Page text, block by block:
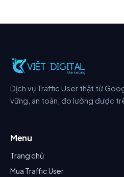
Dịch vụ Traffic User thật từ
vững, an toàn, đo lường được
Menu
Trang chủ
Mua Traffic User